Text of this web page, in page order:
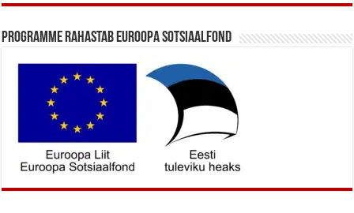
Programme rahastab Euroopa Sotsiaalfond